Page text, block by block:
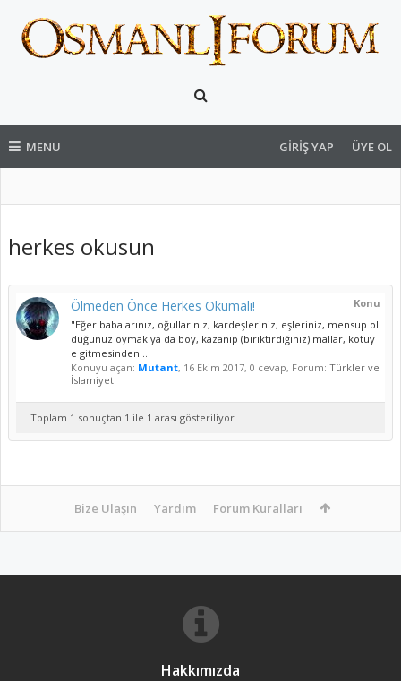
MENU GIRIŞ YAP ÜYE OL
herkes okusun
Konu
Ölmeden Önce Herkes Okumalı!
"Eğer babalarınız, oğullarınız, kardeşleriniz, eşleriniz, mensup ol
duğunuz oymak ya da boy, kazanıp (biriktirdiğiniz) mallar, kötüy
e gitmesinden...
Konuyu açan: Mutant, 16 Ekim 2017, 0 cevap, Forum: Türkler ve
İslamiyet
Toplam 1 sonuçtan 1 ile 1 arası gösteriliyor
Bize Ulaşın Yardım Forum Kuralları
Hakkımızda